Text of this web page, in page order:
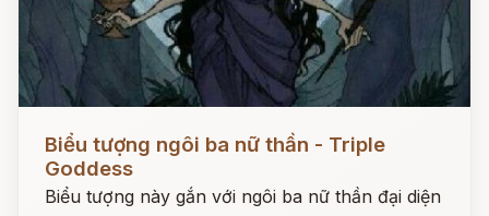
Đọc ngay
Biểu tượng ngôi ba nữ thần - Triple
Goddess
Biểu tượng này gắn với ngôi ba nữ thần đại diện